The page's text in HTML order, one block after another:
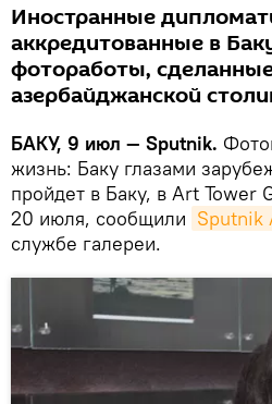
Иностранные
аккредитованные в
фотоработы,
азербайджанской
БАКУ, 9 июл — Sputnik.
жизнь: Баку глазами
пройдет в Баку, в Art Tower
20 июля, сообщили Sputnik
службе галереи.